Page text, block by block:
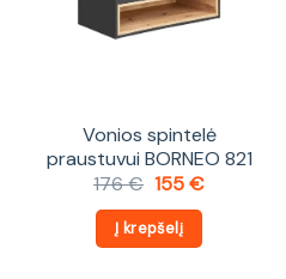
Vonios spintelė
praustuvui BORNEO 821
176€ Original
was:
176 €.
155€Current
Į krepšelį